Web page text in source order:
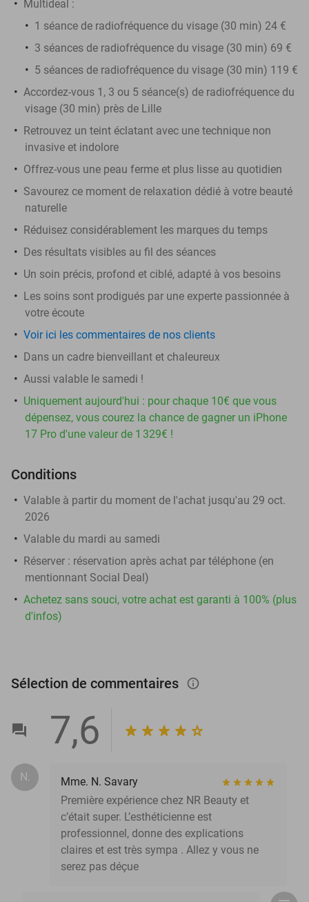
Multideal :
1 séance de radiofréquence du visage (30 min) 24 €
3 séances de radiofréquence du visage (30 min) 69 €
5 séances de radiofréquence du visage (30 min) 119 €
Accordez-vous 1, 3 ou 5 séance(s) de radiofréquence du
visage (30 min) près de Lille
Retrouvez un teint éclatant avec une technique non
invasive et indolore
Offrez-vous une peau ferme et plus lisse au quotidien
Savourez ce moment de relaxation dédié à votre beauté
naturelle
Réduisez considérablement les marques du temps
Des résultats visibles au fil des séances
Un soin précis, profond et ciblé, adapté à vos besoins
Les soins sont prodigués par une experte passionnée à
votre écoute
Voir ici les commentaires de nos clients
Dans un cadre bienveillant et chaleureux
Aussi valable le samedi !
Uniquement aujourd'hui : pour chaque 10€ que vous
dépensez, vous courez la chance de gagner un iPhone
17 Pro d'une valeur de 1 329€ !
Conditions
Valable à partir du moment de l'achat jusqu'au 29 oct.
2026
Valable du mardi au samedi
Réserver : réservation après achat par téléphone (en
mentionnant Social Deal)
Achetez sans souci, votre achat est garanti à 100% (plus
d'infos)
Sélection de commentaires info_outlined
7,6
N.
Mme. N. Savary
Première expérience chez NR Beauty et
c’était super. L’esthéticienne est
professionnel, donne des explications
claires et est très sympa . Allez y vous ne
serez pas déçue